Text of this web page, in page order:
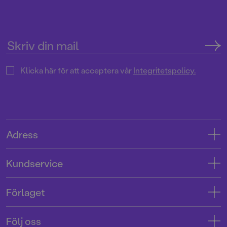
Klicka här för att acceptera vårIntegritetspolicy.
Adress
08-769 88 00
Tryckerigatan 4
103 12 Stockholm
Kundservice
Användarvillkor intressenter
Förlaget
Följ oss